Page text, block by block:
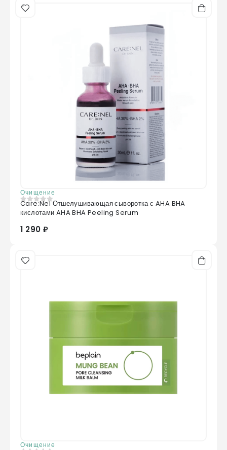
Очищение
0из 5
Care:Nel Отшелушивающая сыворотка с AHA BHA
кислотами AHA BHA Peeling Serum
1 290 ₽
Очищение